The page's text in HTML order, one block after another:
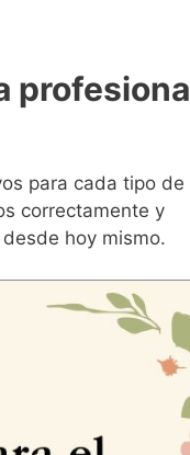
para cada tipo de
correctamente y
hoy mismo.